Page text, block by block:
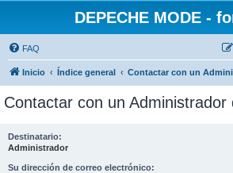
DEPECHE MODE -
FAQ
Inicio Índice general Contactar con un
Contactar con un Administrador
Destinatario:
Administrador
Su dirección de correo electrónico: